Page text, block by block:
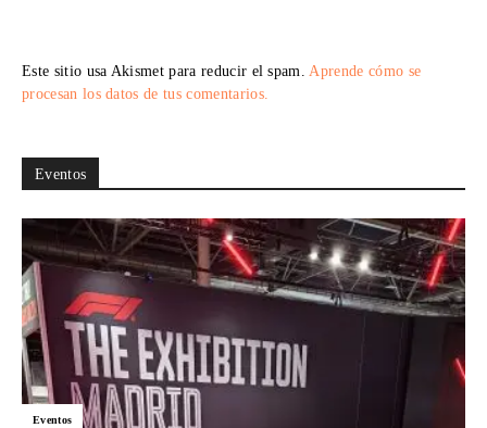
Este sitio usa Akismet para reducir el spam. Aprende cómo se
procesan los datos de tus comentarios.
Eventos
Eventos